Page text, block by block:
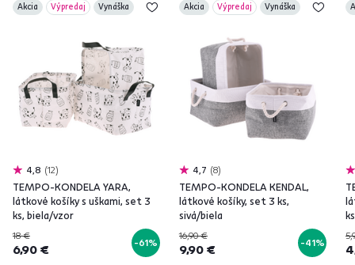
Akcia Výpredaj Vynáška
4,8 12
TEMPO-KONDELA YARA,
látkové košíky s uškami, set 3
ks, biela/vzor
18 €
6,90 € -61%
Akcia Výpredaj Vynáška
4,7 8
TEMPO-KONDELA KENDAL,
látkové košíky, set 3 ks,
sivá/biela
16,90 €
9,90 € -41%